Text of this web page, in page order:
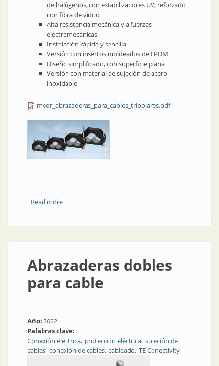
de halógenos, con estabilizadores UV, reforzado
con fibra de vidrio
Alta resistencia mecánica y a fuerzas
electromecánicas
Instalación rápida y sencilla
Versión con insertos moldeados de EPDM
Diseño simplificado, con superficie plana
Versión con material de sujeción de acero
inoxidable
meor_abrazaderas_para_cables_tripolares.pdf
Read moreabout Abrazaderas para cables tripolares
Abrazaderas dobles
para cable
Año: 2022
Palabras clave:
Conexión eléctrica protección eléctrica sujeción de
cables conexión de cables cableado TE Conectivity